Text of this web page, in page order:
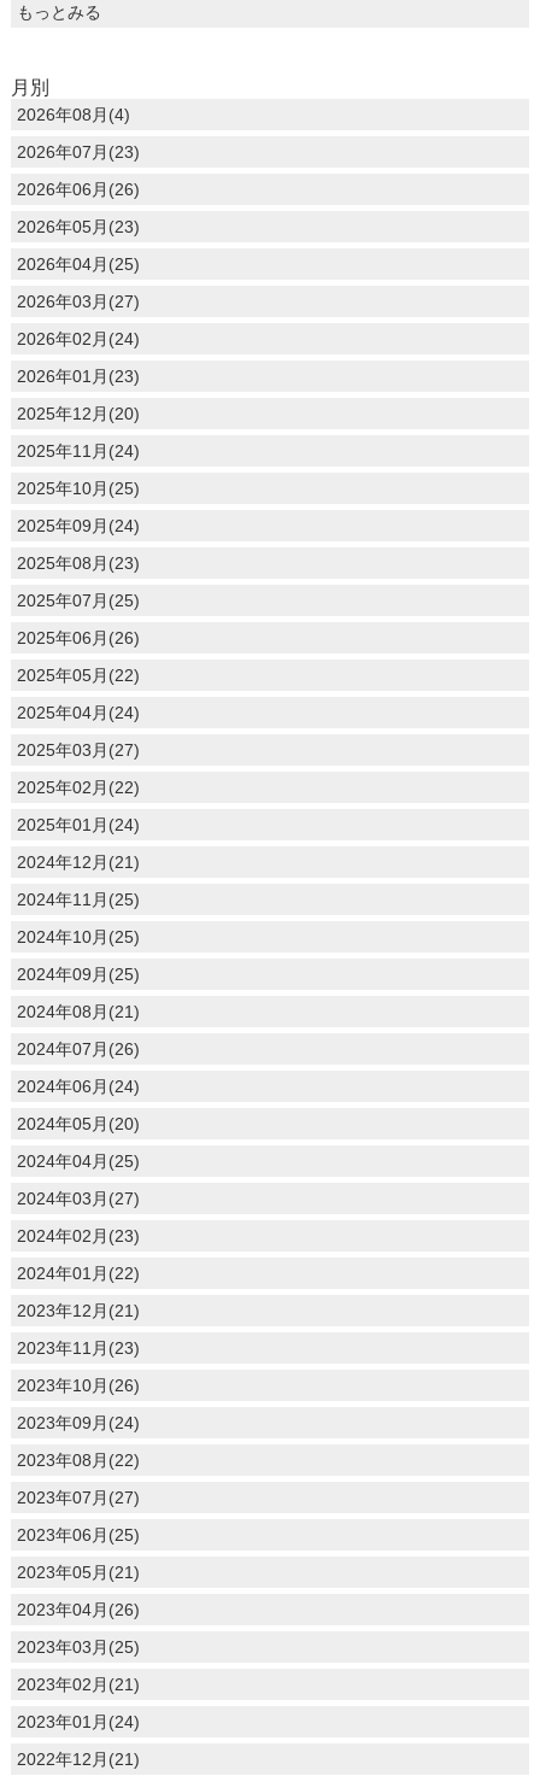
もっとみる
月別
2026年08月(4)
2026年07月(23)
2026年06月(26)
2026年05月(23)
2026年04月(25)
2026年03月(27)
2026年02月(24)
2026年01月(23)
2025年12月(20)
2025年11月(24)
2025年10月(25)
2025年09月(24)
2025年08月(23)
2025年07月(25)
2025年06月(26)
2025年05月(22)
2025年04月(24)
2025年03月(27)
2025年02月(22)
2025年01月(24)
2024年12月(21)
2024年11月(25)
2024年10月(25)
2024年09月(25)
2024年08月(21)
2024年07月(26)
2024年06月(24)
2024年05月(20)
2024年04月(25)
2024年03月(27)
2024年02月(23)
2024年01月(22)
2023年12月(21)
2023年11月(23)
2023年10月(26)
2023年09月(24)
2023年08月(22)
2023年07月(27)
2023年06月(25)
2023年05月(21)
2023年04月(26)
2023年03月(25)
2023年02月(21)
2023年01月(24)
2022年12月(21)